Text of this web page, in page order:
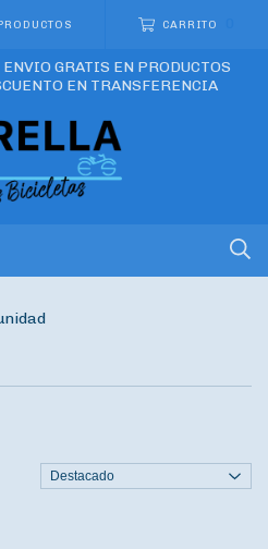
PRODUCTOS CARRITO
GRATIS EN PRODUCTOS
EN TRANSFERENCIA